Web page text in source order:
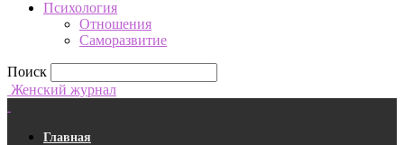
Психология
Отношения
Саморазвитие
Поиск
Женский журнал
Главная